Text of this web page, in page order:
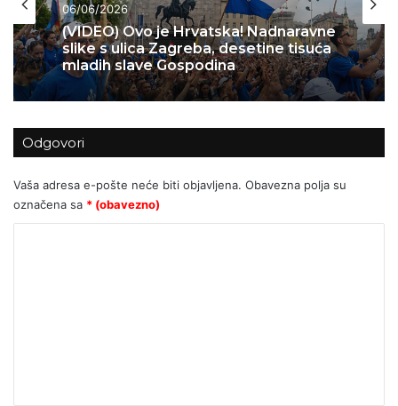
Izbor uredništva
06/06/2026
(VIDEO) Ovo je Hrvatska! Nadnaravne
slike s ulica Zagreba, desetine tisuća
mladih slave Gospodina
04/06/2026
Skok 2 – operacija koja je spasila
Bihać – 1995.
Odgovori
Vaša adresa e-pošte neće biti objavljena. Obavezna polja su
označena sa * (obavezno)